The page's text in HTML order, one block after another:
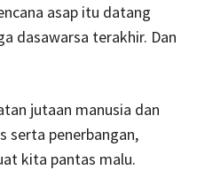
asap itu datang
dasawarsa terakhir. Dan
jutaan manusia dan
serta penerbangan,
kita pantas malu.